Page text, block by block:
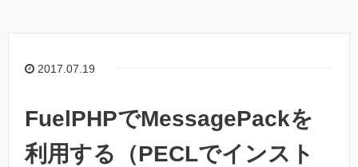
2017.07.19
FuelPHPでMessagePackを
利用する（PECLでインスト